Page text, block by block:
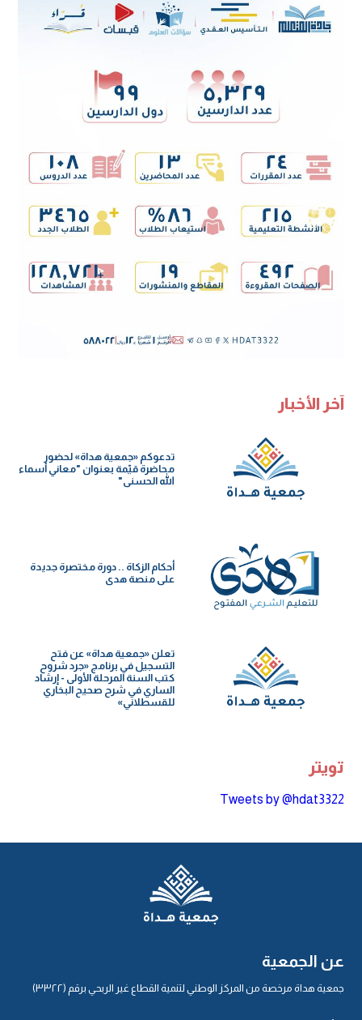
آخر الأخبار
تدعوكم «جمعية هداة» لحضور
محاضرة قيّمة بعنوان "معاني أسماء
الله الحسنى"
أحكام الزكاة .. دورة مختصرة جديدة
على منصة هدى
تعلن «جمعية هداة» عن فتح
التسجيل في برنامج «جرد شروح
كتب السنة️ المرحلة الأولى - إرشاد
الساري في شرح صحيح البخاري
للقسطلاني»
تويتر
Tweets by @hdat3322
عن الجمعية
جمعية هداة مرخصة من المركز الوطني لتنمية القطاع غير الربحي برقم (٣٣٢٢)